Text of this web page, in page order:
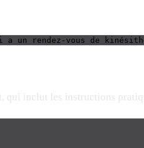
a un rendez-vous de
qui inclut les instructions